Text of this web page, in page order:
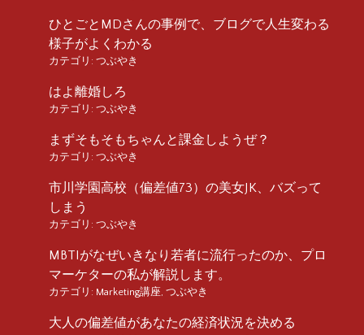
ひとごとMDさんの事例で、ブログで人生変わる
様子がよくわかる
カテゴリ: つぶやき
はよ離婚しろ
カテゴリ: つぶやき
まずそもそもちゃんと課金しようぜ？
カテゴリ: つぶやき
市川学園高校（偏差値73）の美女JK、バズって
しまう
カテゴリ: つぶやき
MBTIがなぜいきなり若者に流行ったのか、プロ
マーケターの私が解説します。
カテゴリ: Marketing講座, つぶやき
大人の偏差値があなたの経済状況を決める